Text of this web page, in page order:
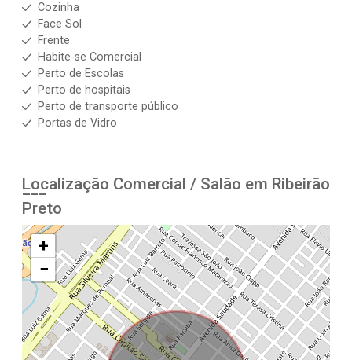
Cozinha
Face Sol
Frente
Habite-se Comercial
Perto de Escolas
Perto de hospitais
Perto de transporte público
Portas de Vidro
Localização Comercial / Salão em Ribeirão
Preto
+
−